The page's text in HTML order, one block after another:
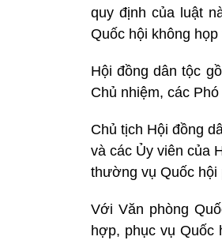
quy định của luật
Quốc hội không
Hội đồng dân tộc
Chủ nhiệm, các
Chủ tịch Hội đồng
và các Ủy viên của
thường vụ Quốc hội
Với Văn phòng
hợp, phục vụ Quốc